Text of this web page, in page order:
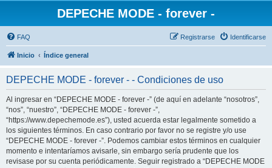
DEPECHE MODE - forever -
FAQ Identificarse
Registrarse
Inicio Índice general
DEPECHE MODE - forever - - Condiciones de uso
Al ingresar en “DEPECHE MODE - forever -” (de aquí en adelante “nosotros”,
“nos”, “nuestro”, “DEPECHE MODE - forever -”,
“https://www.depechemode.es”), usted acuerda estar legalmente sometido a
los siguientes términos. En caso contrario por favor no se registre y/o use
“DEPECHE MODE - forever -”. Podemos cambiar estos términos en cualquier
momento e intentaríamos avisarle, sin embargo sería prudente que los
revisase por su cuenta periódicamente. Seguir registrado a “DEPECHE MODE